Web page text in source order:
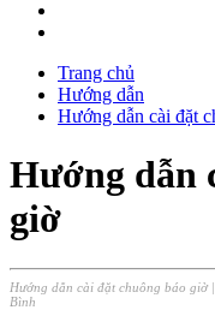
Trang chủ
Hướng dẫn
Hướng dẫn cài đặt
Hướng dẫn
giờ
Hướng dẫn cài đặt chuông báo giờ|
Bình